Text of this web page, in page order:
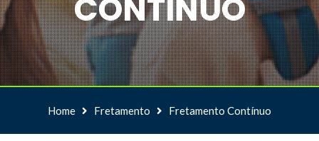
CONTÍNUO
Home Fretamento Fretamento Contínuo